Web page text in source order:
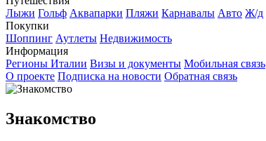
Лыжи Гольф Аквапарки Пляжи Карнавалы Авто Ж/д
Покупки
Шоппинг Аутлеты Недвижимость
Информация
Регионы Италии Визы и документы Мобильная связь
О проекте Подписка на новости Обратная связь
Знакомство